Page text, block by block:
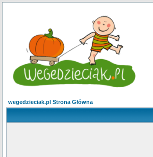
wegedzieciak.pl Strona Główna